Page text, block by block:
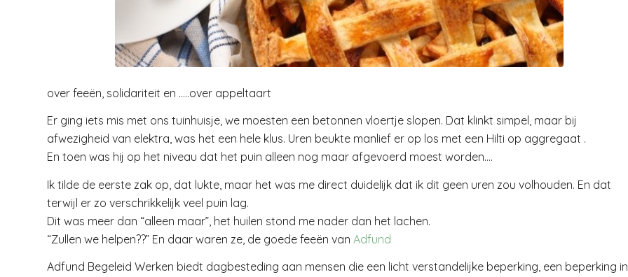
over feeën, solidariteit en …..over appeltaart
Er ging iets mis met ons tuinhuisje, we moesten een betonnen vloertje slopen. Dat klinkt simpel, maar bij
afwezigheid van elektra, was het een hele klus. Uren beukte manlief er op los met een Hilti op aggregaat .
En toen was hij op het niveau dat het puin alleen nog maar afgevoerd moest worden….
Ik tilde de eerste zak op, dat lukte, maar het was me direct duidelijk dat ik dit geen uren zou volhouden. En dat
terwijl er zo verschrikkelijk veel puin lag.
Dit was meer dan “alleen maar”, het huilen stond me nader dan het lachen.
“Zullen we helpen??” En daar waren ze, de goede feeën van Adfund
Adfund Begeleid Werken biedt dagbesteding aan mensen die een licht verstandelijke beperking, een beperking in